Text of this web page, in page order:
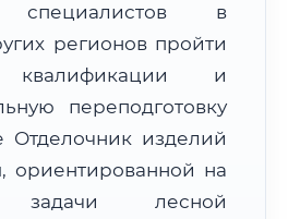
+992 (37)
734000–734065
специалистов в
регионов пройти
квалификации и
переподготовку
Отделочник изделий
ориентированной на
задачи лесной